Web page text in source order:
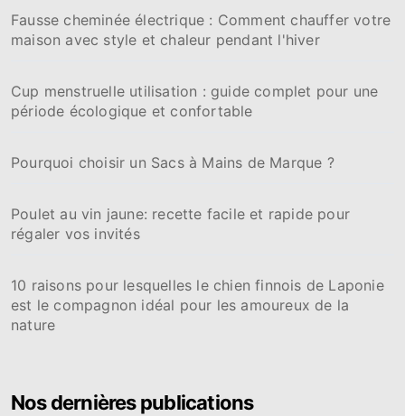
Fausse cheminée électrique : Comment chauffer votre
maison avec style et chaleur pendant l'hiver
Cup menstruelle utilisation : guide complet pour une
période écologique et confortable
Pourquoi choisir un Sacs à Mains de Marque ?
Poulet au vin jaune: recette facile et rapide pour
régaler vos invités
10 raisons pour lesquelles le chien finnois de Laponie
est le compagnon idéal pour les amoureux de la
nature
Nos dernières publications